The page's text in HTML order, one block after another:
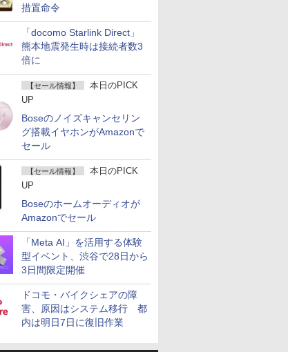
措置命令
「docomo Starlink Direct」
熊本地震発生時は接続者数3
倍に
【セール情報】
本日のPICK
UP
Boseのノイズキャンセリン
グ搭載イヤホンがAmazonで
セール
【セール情報】
本日のPICK
UP
Boseのホームオーディオが
Amazonでセール
「Meta AI」を活用する体験
型イベント、渋谷で28日から
3日間限定開催
ドコモ・バイクシェアの障
害、原因はシステム移行 都
内は明日7日に復旧作業